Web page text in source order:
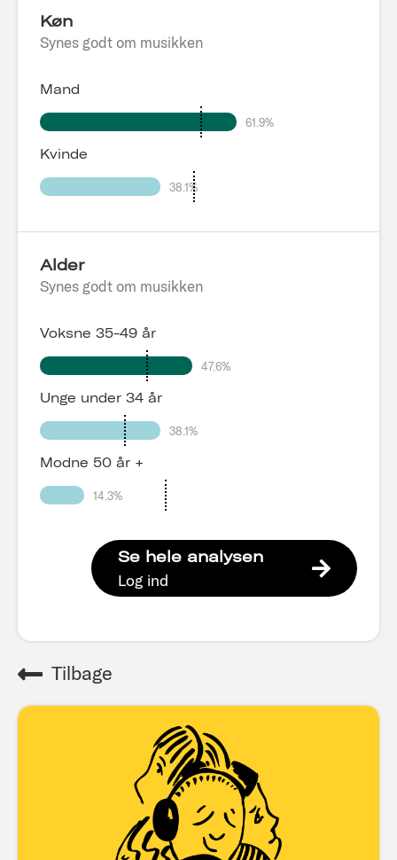
Køn
Synes godt om musikken
Mand
61.9%
Kvinde
38.1%
Alder
Synes godt om musikken
Voksne 35-49 år
47.6%
Unge under 34 år
38.1%
Modne 50 år +
14.3%
Se hele analysen
Log ind
Tilbage